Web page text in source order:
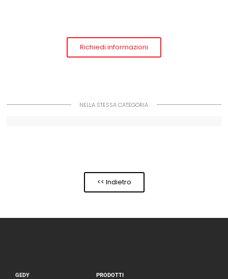
Richiedi informazioni
NELLA STESSA CATEGORIA
<< Indietro
GEDY
PRODOTTI